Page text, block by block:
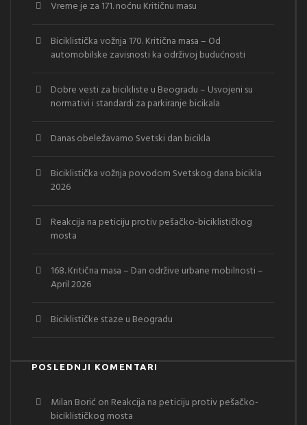
Vreme je za 171. noćnu Kritičnu masu
Biciklistička vožnja 170. Kritična masa – Od
automobilske zavisnosti ka održivoj budućnosti
Dobre vesti za bicikliste u Beogradu – Usvojeni su
normativi i standardi za parkiranje bicikala
Danas obeležavamo Svetski dan bicikla
Biciklistička vožnja povodom Svetskog dana bicikla
2026
Reakcija na peticiju protiv pešačko-biciklističkog
mosta
168. Kritična masa – Dan održive urbane mobilnosti –
April 2026
Biciklističke staze u Beogradu
POSLEDNJI KOMENTARI
Milan Borić on Reakcija na peticiju protiv pešačko-
biciklističkog mosta